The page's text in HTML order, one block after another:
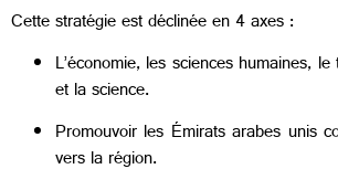
Cette stratégie est déclinée en 4 axes :
L’économie, les sciences humaines,
et la science.
Promouvoir les Émirats arabes unis
vers la région.